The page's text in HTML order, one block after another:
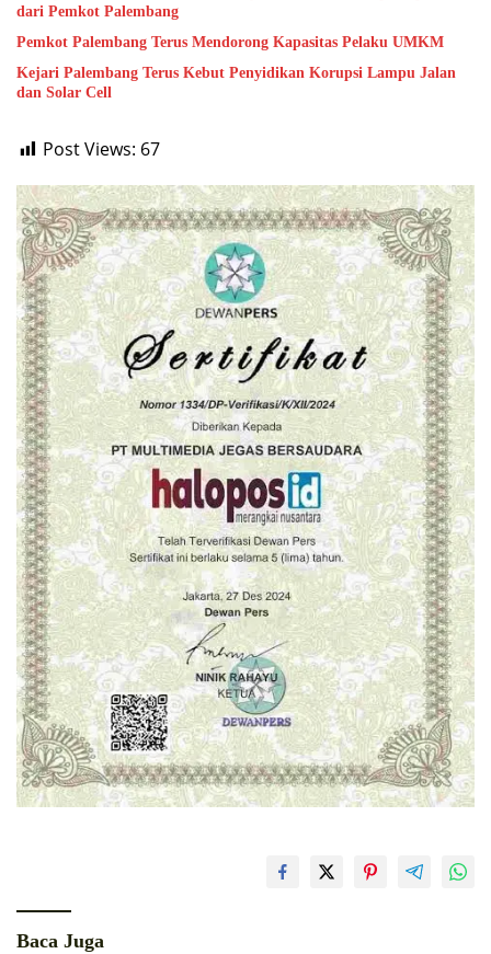
dari Pemkot Palembang
Pemkot Palembang Terus Mendorong Kapasitas Pelaku UMKM
Kejari Palembang Terus Kebut Penyidikan Korupsi Lampu Jalan
dan Solar Cell
Post Views: 67
Baca Juga